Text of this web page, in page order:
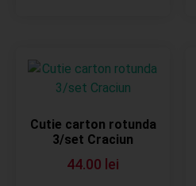
Cutie carton rotunda
3/set Craciun
44.00 lei